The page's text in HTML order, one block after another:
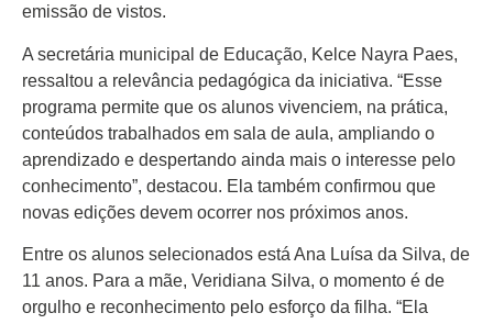
privacidade
Fale com
Portal Acre
emissão de vistos.
A secretária municipal de Educação, Kelce Nayra Paes,
ressaltou a relevância pedagógica da iniciativa. “Esse
programa permite que os alunos vivenciem, na prática,
conteúdos trabalhados em sala de aula, ampliando o
aprendizado e despertando ainda mais o interesse pelo
conhecimento”, destacou. Ela também confirmou que
novas edições devem ocorrer nos próximos anos.
Entre os alunos selecionados está Ana Luísa da Silva, de
11 anos. Para a mãe, Veridiana Silva, o momento é de
orgulho e reconhecimento pelo esforço da filha. “Ela